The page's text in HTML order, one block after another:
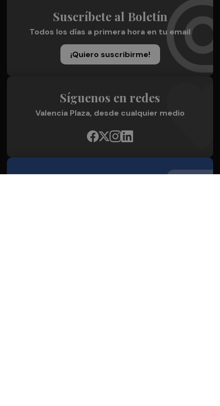
Suscríbete al Boletín
Todos los días a primera hora en tu email
¡Quiero suscribirme!
Síguenos en redes
Valencia Plaza, desde cualquier medio
Quienes Somos